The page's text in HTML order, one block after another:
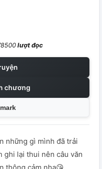
lượt đọc
chương
những gì mình đã trải
ghi lại thui nên câu văn